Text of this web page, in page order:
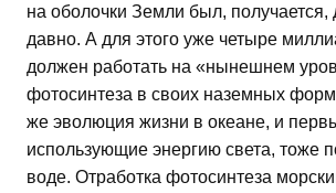
на оболочки Земли был, получается,
давно. А для этого уже четыре
должен работать на «нынешнем
фотосинтеза в своих наземных
же эволюция жизни в океане, и
использующие энергию света, тоже
воде. Отработка фотосинтеза